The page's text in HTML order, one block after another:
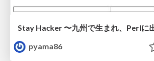
pyama86